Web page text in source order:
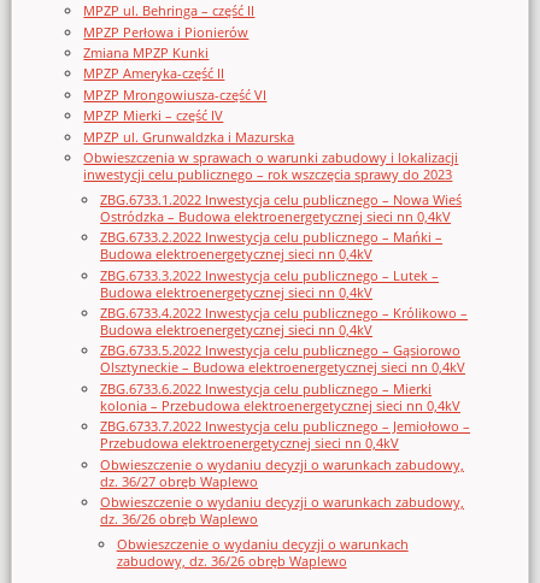
MPZP ul. Behringa – część II
MPZP Perłowa i Pionierów
Zmiana MPZP Kunki
MPZP Ameryka-część II
MPZP Mrongowiusza-część VI
MPZP Mierki – część IV
MPZP ul. Grunwaldzka i Mazurska
Obwieszczenia w sprawach o warunki zabudowy i lokalizacji
inwestycji celu publicznego – rok wszczęcia sprawy do 2023
ZBG.6733.1.2022 Inwestycja celu publicznego – Nowa Wieś
Ostródzka – Budowa elektroenergetycznej sieci nn 0,4kV
ZBG.6733.2.2022 Inwestycja celu publicznego – Mańki –
Budowa elektroenergetycznej sieci nn 0,4kV
ZBG.6733.3.2022 Inwestycja celu publicznego – Lutek –
Budowa elektroenergetycznej sieci nn 0,4kV
ZBG.6733.4.2022 Inwestycja celu publicznego – Królikowo –
Budowa elektroenergetycznej sieci nn 0,4kV
ZBG.6733.5.2022 Inwestycja celu publicznego – Gąsiorowo
Olsztyneckie – Budowa elektroenergetycznej sieci nn 0,4kV
ZBG.6733.6.2022 Inwestycja celu publicznego – Mierki
kolonia – Przebudowa elektroenergetycznej sieci nn 0,4kV
ZBG.6733.7.2022 Inwestycja celu publicznego – Jemiołowo –
Przebudowa elektroenergetycznej sieci nn 0,4kV
Obwieszczenie o wydaniu decyzji o warunkach zabudowy,
dz. 36/27 obręb Waplewo
Obwieszczenie o wydaniu decyzji o warunkach zabudowy,
dz. 36/26 obręb Waplewo
Obwieszczenie o wydaniu decyzji o warunkach
zabudowy, dz. 36/26 obręb Waplewo